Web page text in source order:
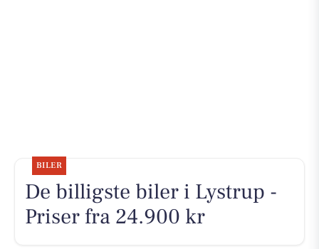
BILER
De billigste biler i Lystrup -
Priser fra 24.900 kr